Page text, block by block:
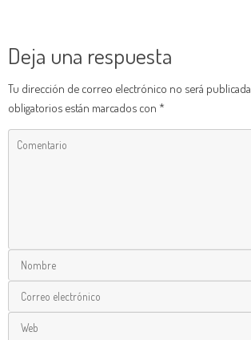
Deja una respuesta
Tu dirección de correo electrónico no será publicada.
obligatorios están marcados con *